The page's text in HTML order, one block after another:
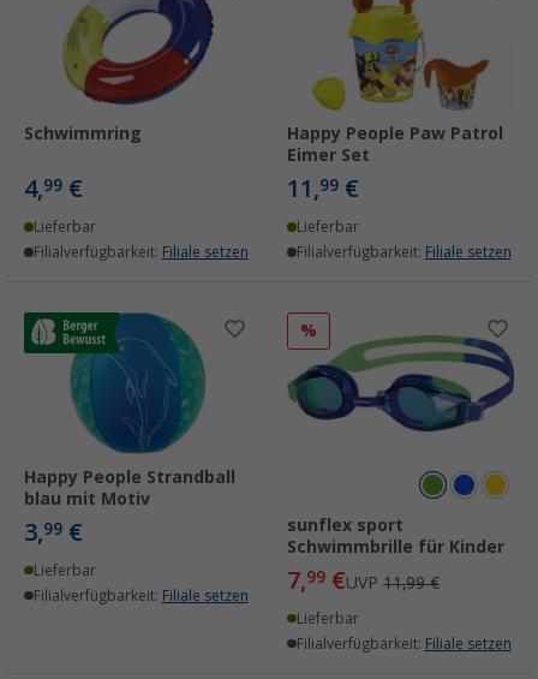
Schwimmring
4,99 €
Lieferbar
Filialverfügbarkeit: Filiale setzen
Happy People Paw Patrol
Eimer Set
11,99 €
Lieferbar
Filialverfügbarkeit: Filiale setzen
Happy People Strandball
blau mit Motiv
3,99 €
Lieferbar
Filialverfügbarkeit: Filiale setzen
%
sunflex sport
Schwimmbrille für Kinder
7,99 €UVP 11,99 €
Lieferbar
Filialverfügbarkeit: Filiale setzen